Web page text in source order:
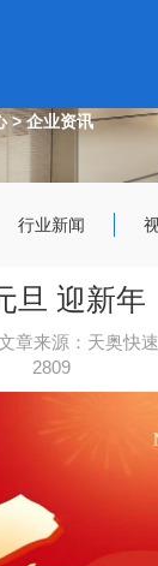
，达您所愿
ACHIEVE YOUR
>企业资讯
行业新闻
旦 迎新年
章来源：天奥快
2809